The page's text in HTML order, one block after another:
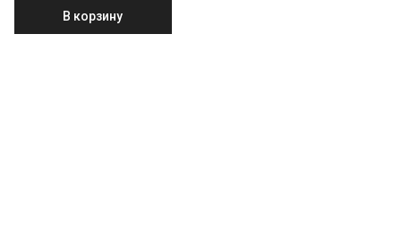
без электронного управления
В корзину